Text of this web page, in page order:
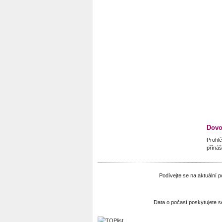
Podívejte se na aktuální
Data o počasí poskytujete